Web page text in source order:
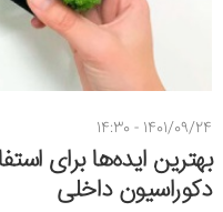
1401/09/24 - 14:30
بهترین ایده‌ها برای
دکوراسیون داخلی